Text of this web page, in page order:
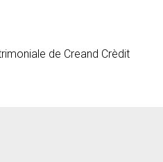
de Creand Crèdit